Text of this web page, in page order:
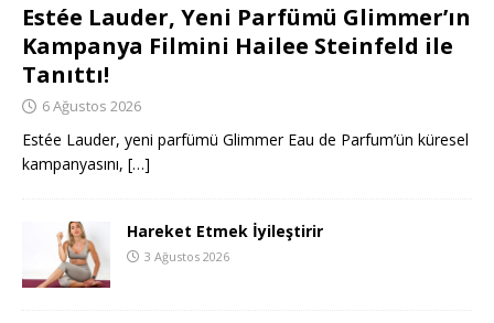
Estée Lauder, Yeni Parfümü Glimmer’ın
Kampanya Filmini Hailee Steinfeld ile
Tanıttı!
6 Ağustos 2026
Estée Lauder, yeni parfümü Glimmer Eau de Parfum’ün küresel
kampanyasını, […]
Hareket Etmek İyileştirir
3 Ağustos 2026